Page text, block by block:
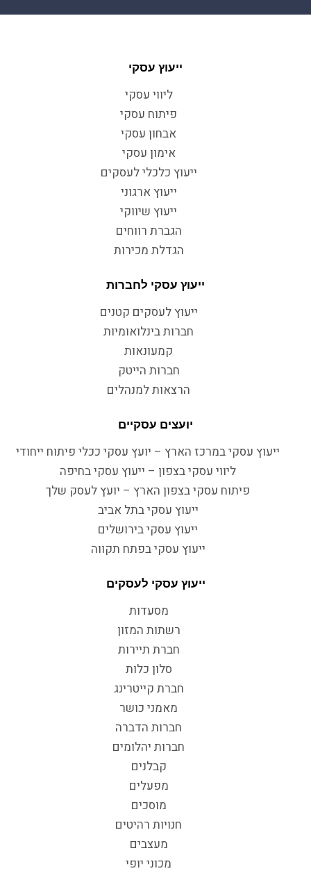
ייעוץ עסקי
ליווי עסקי
פיתוח עסקי
אבחון עסקי
אימון עסקי
ייעוץ כלכלי לעסקים
ייעוץ ארגוני
ייעוץ שיווקי
הגברת רווחים
הגדלת מכירות
ייעוץ עסקי לחברות
ייעוץ לעסקים קטנים
חברות בינלואומיות
קמעונאות
חברות הייטק
הרצאות למנהלים
יועצים עסקיים
ייעוץ עסקי במרכז הארץ – יועץ עסקי ככלי פיתוח ייחודי
ליווי עסקי בצפון – ייעוץ עסקי בחיפה
פיתוח עסקי בצפון הארץ – יועץ לעסק שלך
ייעוץ עסקי בתל אביב
ייעוץ עסקי בירושלים
ייעוץ עסקי בפתח תקווה
ייעוץ עסקי לעסקים
מסעדות
רשתות המזון
חברת תיירות
סלון כלות
חברת קייטרינג
מאמני כושר
חברות הדברה
חברות יהלומים
קבלנים
מפעלים
מוסכים
חנויות רהיטים
מעצבים
מכוני יופי